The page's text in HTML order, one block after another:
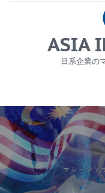
ニュース
労務サービス
プライバシーポリシ
お問合せ
ASIA
日系企業の